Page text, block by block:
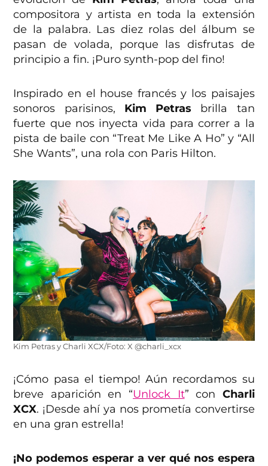
compositora y artista en toda la extensión
de la palabra. Las diez rolas del álbum se
pasan de volada, porque las disfrutas de
principio a fin. ¡Puro synth-pop del fino!
Inspirado en el house francés y los paisajes
sonoros parisinos, Kim Petras brilla tan
fuerte que nos inyecta vida para correr a la
pista de baile con “Treat Me Like A Ho” y “All
She Wants”, una rola con Paris Hilton.
Kim Petras y Charli XCX/Foto: X @charli_xcx
¡Cómo pasa el tiempo! Aún recordamos su
breve aparición en “Unlock It” con Charli
XCX. ¡Desde ahí ya nos prometía convertirse
en una gran estrella!
¡No podemos esperar a ver qué nos espera